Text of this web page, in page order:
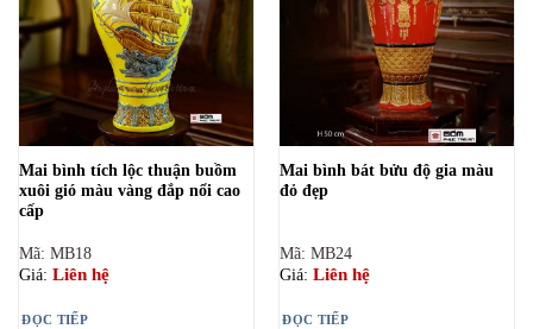
Mai bình tích lộc thuận buồm
xuôi gió màu vàng đắp nổi cao
cấp
Mã: MB18
Giá: Liên hệ
ĐỌC TIẾP
Mai bình bát bửu độ gia màu
đỏ đẹp
Mã: MB24
Giá: Liên hệ
ĐỌC TIẾP